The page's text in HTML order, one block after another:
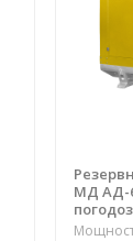
МД АД-